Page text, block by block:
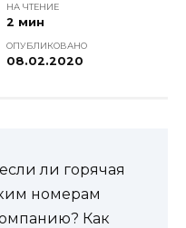
НА ЧТЕНИЕ
2 мин
ОПУБЛИКОВАНО
08.02.2020
ли горячая
номерам
Как